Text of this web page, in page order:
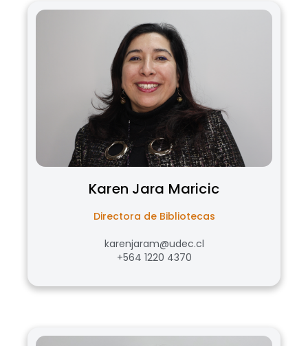
Karen Jara Maricic
Directora de Bibliotecas
karenjaram@udec.cl
+564 1220 4370